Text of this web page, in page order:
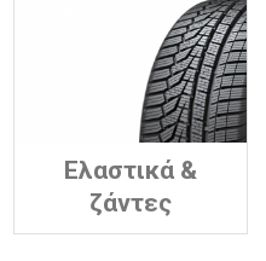
Ελαστικά &
ζάντες